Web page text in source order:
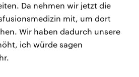
Da nehmen wir jetzt die
mit, um dort
Wir haben dadurch unsere
ich würde sagen